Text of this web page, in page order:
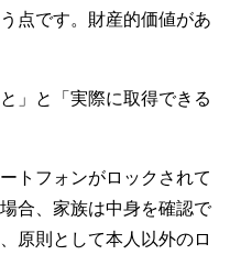
点です。財産的価値があ
」と「実際に取得できる
トフォンがロックされて
合、家族は中身を確認で
原則として本人以外のロ